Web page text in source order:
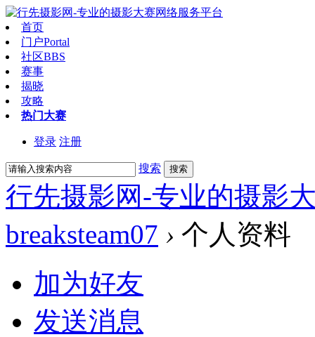
首页
门户Portal
社区BBS
赛事
揭晓
攻略
热门大赛
登录 注册
搜索 搜索
行先摄影网-专业的摄影
breaksteam07 › 个人资料
加为好友
发送消息